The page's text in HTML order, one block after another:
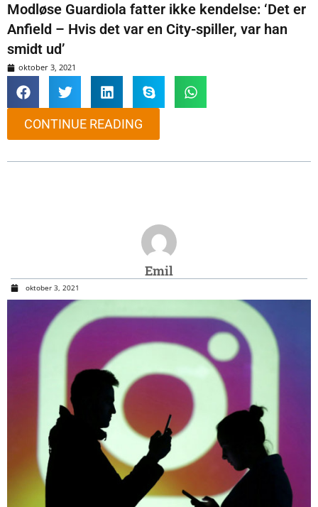
Modløse Guardiola fatter ikke kendelse: ‘Det er
Anfield – Hvis det var en City-spiller, var han
smidt ud’
oktober 3, 2021
CONTINUE READING
Emil
oktober 3, 2021